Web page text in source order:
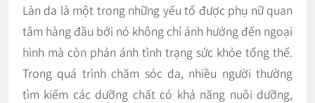
Làn da là một trong những yếu tố được phụ nữ quan
tâm hàng đầu bởi nó không chỉ ảnh hưởng đến ngoại
hình mà còn phản ánh tình trạng sức khỏe tổng thể.
Trong quá trình chăm sóc da, nhiều người thường
tìm kiếm các dưỡng chất có khả năng nuôi dưỡng,